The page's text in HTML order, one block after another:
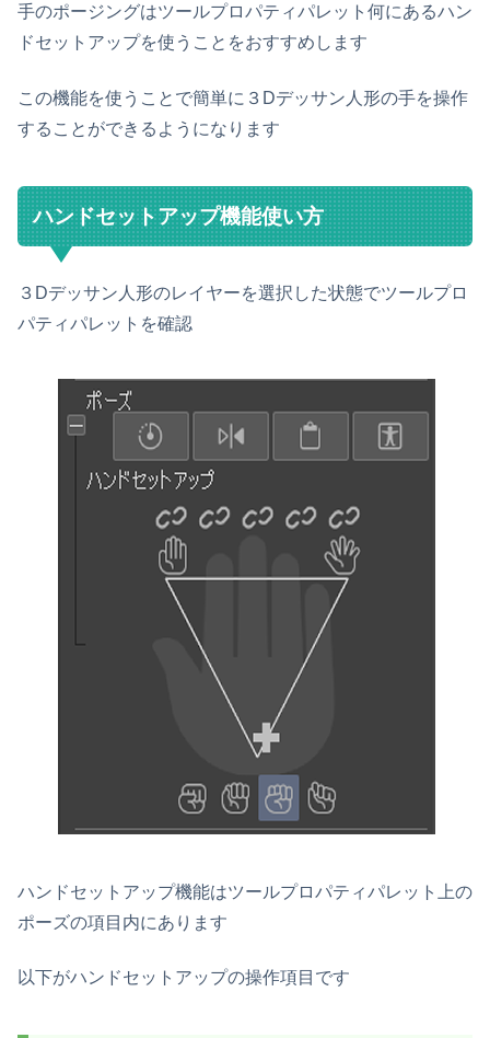
手のポージングはツールプロパティパレット何にあるハン
ドセットアップを使うことをおすすめします
この機能を使うことで簡単に３Dデッサン人形の手を操作
することができるようになります
ハンドセットアップ機能使い方
３Dデッサン人形のレイヤーを選択した状態でツールプロ
パティパレットを確認
ハンドセットアップ機能はツールプロパティパレット上の
ポーズの項目内にあります
以下がハンドセットアップの操作項目です